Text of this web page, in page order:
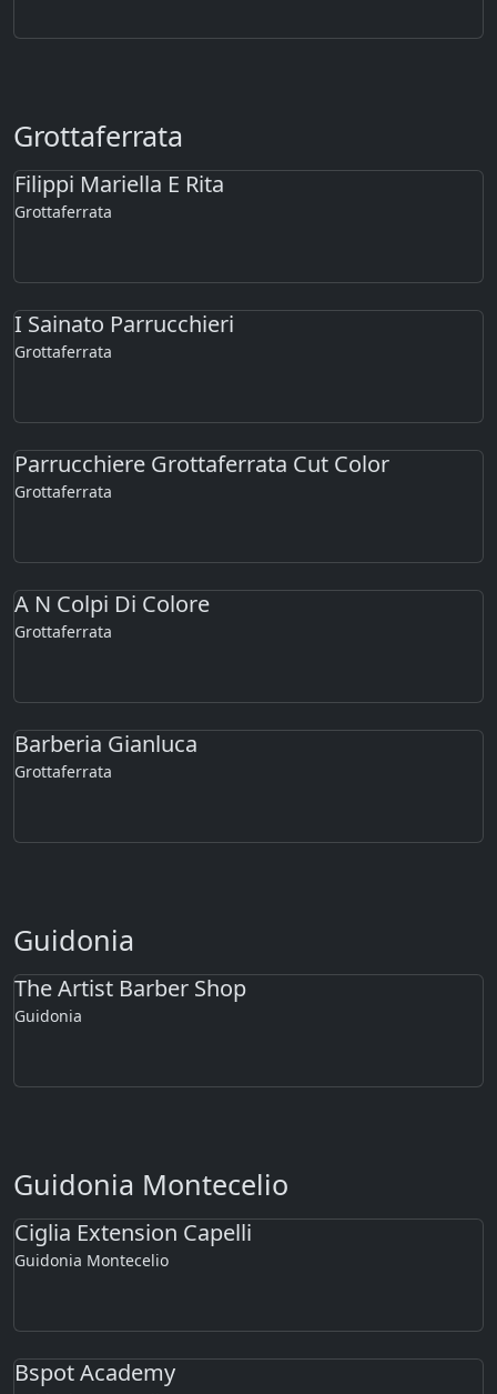
Grottaferrata
Filippi Mariella E Rita
Grottaferrata
I Sainato Parrucchieri
Grottaferrata
Parrucchiere Grottaferrata Cut Color
Grottaferrata
A N Colpi Di Colore
Grottaferrata
Barberia Gianluca
Grottaferrata
Guidonia
The Artist Barber Shop
Guidonia
Guidonia Montecelio
Ciglia Extension Capelli
Guidonia Montecelio
Bspot Academy